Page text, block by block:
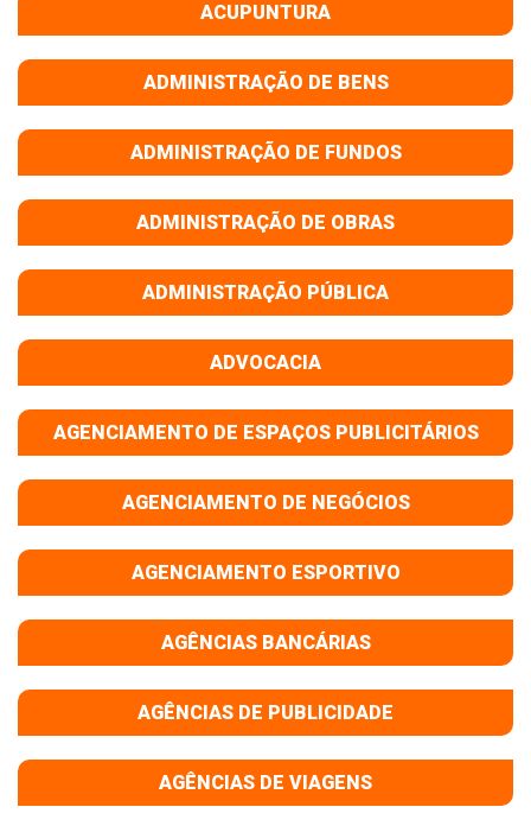
ACUPUNTURA
ADMINISTRAÇÃO DE BENS
ADMINISTRAÇÃO DE FUNDOS
ADMINISTRAÇÃO DE OBRAS
ADMINISTRAÇÃO PÚBLICA
ADVOCACIA
AGENCIAMENTO DE ESPAÇOS PUBLICITÁRIOS
AGENCIAMENTO DE NEGÓCIOS
AGENCIAMENTO ESPORTIVO
AGÊNCIAS BANCÁRIAS
AGÊNCIAS DE PUBLICIDADE
AGÊNCIAS DE VIAGENS